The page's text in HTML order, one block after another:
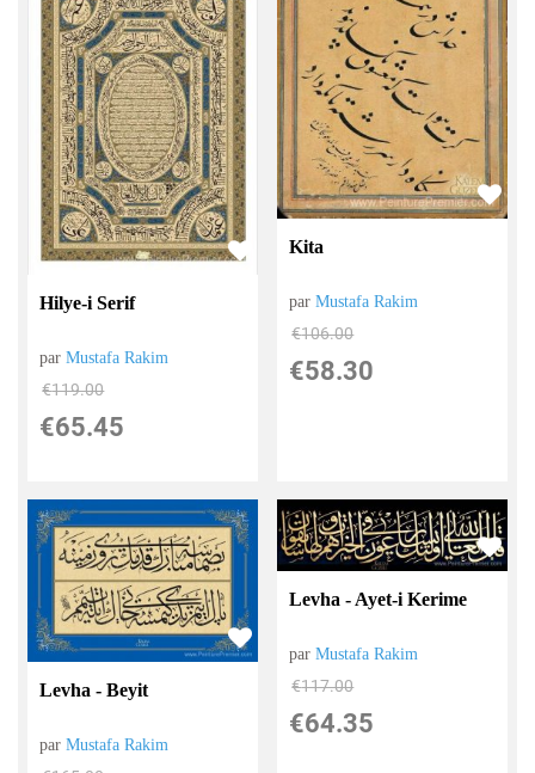
Hilye-i Serif
parMustafa Rakim
€119.00
€65.45
Kita
parMustafa Rakim
€106.00
€58.30
Levha - Beyit
parMustafa Rakim
Levha - Ayet-i Kerime
parMustafa Rakim
€117.00
€64.35